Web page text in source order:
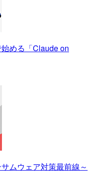
める「Claude on
ムウェア対策最前線～